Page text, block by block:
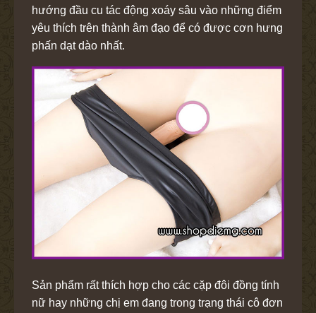
hướng đầu cu tác động xoáy sâu vào những điểm
yêu thích trên thành âm đạo để có được cơn hưng
phấn dạt dào nhất.
Sản phẩm rất thích hợp cho các cặp đôi đồng tính
nữ hay những chị em đang trong trạng thái cô đơn